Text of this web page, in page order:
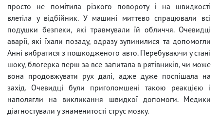
просто не помітила різкого повороту і на швидкості
влетіла у відбійник. У машині миттєво спрацювали всі
подушки безпеки, які травмували їй обличчя. Очевидці
аварії, які їхали позаду, одразу зупинилися та допомогли
Анні вибратися з пошкодженого авто. Перебуваючи у стані
шоку, блогерка перш за все запитала в рятівників, чи може
вона продовжувати рух далі, адже дуже поспішала на
захід. Очевидці були приголомшені такою реакцією і
наполягли на викликання швидкої допомоги. Медики
діагностували у знаменитості струс мозку.